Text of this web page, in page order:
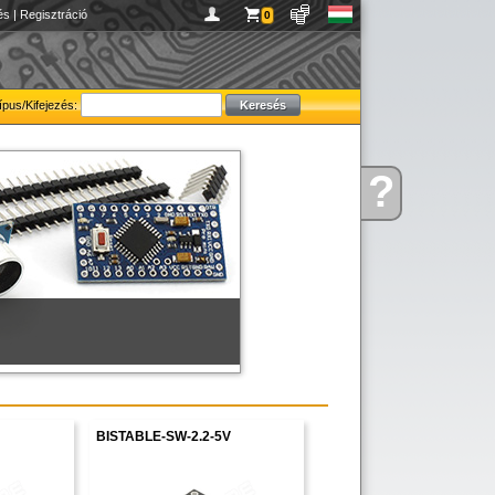
Kérdése?
| Regisztráció 0
Kifejezés:
ajánljuk!
BISTABLE-SW-2.2-5V